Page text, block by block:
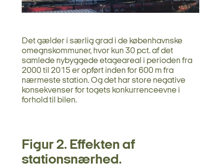
Det gælder i særlig grad i de københavnske
omegnskommuner, hvor kun 30 pct. af det
samlede nybyggede etageareal i perioden fra
2000 til 2015 er opført inden for 600 m fra
nærmeste station. Og det har store negative
konsekvenser for togets konkurrenceevne i
forhold til bilen.
Figur 2. Effekten af
stationsnærhed.